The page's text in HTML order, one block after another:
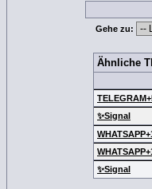
Gehe zu:
Ähnliche
✨Signal
✨Signal